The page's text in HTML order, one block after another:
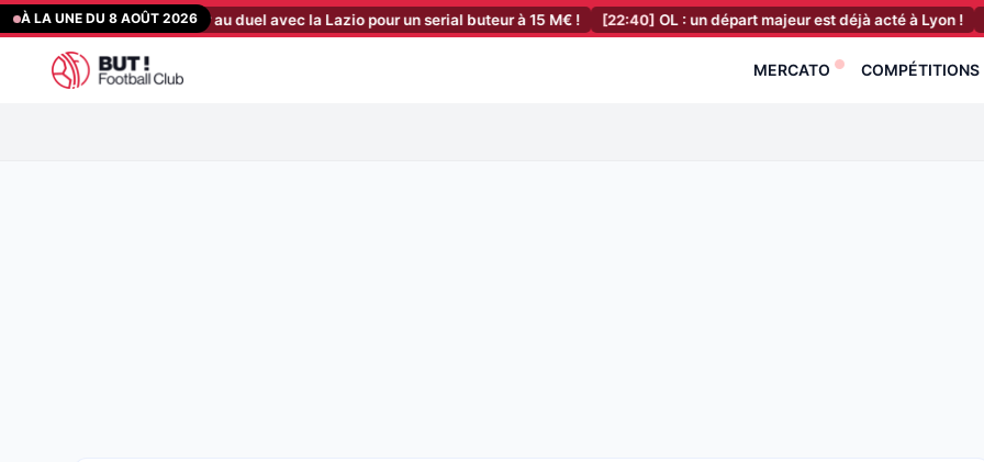
Aller
au
contenu
À LA UNE DU 8 AOÛT 2026
: les Sang et Or au duel avec la Lazio pour un serial buteur à 15 M€ ! [22:40] OL : un départ majeur est déjà acté à Lyon ! [22:20]
MERCATO COMPÉTITIONS